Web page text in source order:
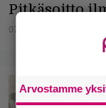
Pitkäsoitto
07.12.2020
Arvostamme